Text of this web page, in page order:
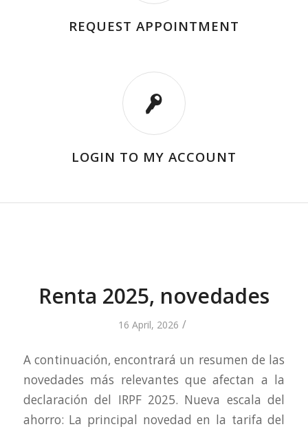
REQUEST APPOINTMENT
LOGIN TO MY ACCOUNT
Renta 2025, novedades
16 April, 2026 /
A continuación, encontrará un resumen de las
novedades más relevantes que afectan a la
declaración del IRPF 2025. Nueva escala del
ahorro: La principal novedad en la tarifa del